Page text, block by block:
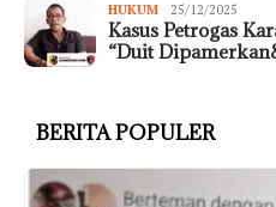
HUKUM 25/12/2025
Kasus Petrogas
“Duit
BERITA POPULER